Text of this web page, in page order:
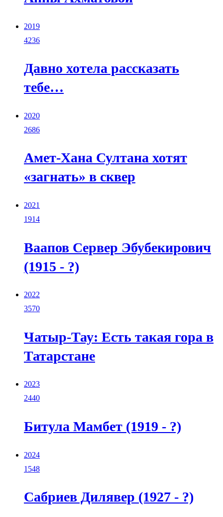
2019
4236
Давно хотела рассказать
тебе…
2020
2686
Амет-Хана Султана хотят
«загнать» в сквер
2021
1914
Ваапов Сервер Эбубекирович
(1915 - ?)
2022
3570
Чатыр-Тау: Есть такая гора в
Татарстане
2023
2440
Битула Мамбет (1919 - ?)
2024
1548
Сабриев Дилявер (1927 - ?)